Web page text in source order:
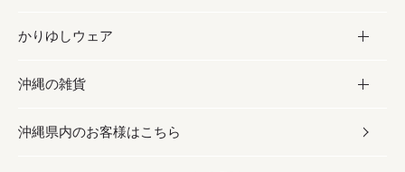
レトルト食品
乾物／粉類
お酢／ドレッシング
しょうゆ
みそ
ちんすこう
伝統菓子
スナック
泡盛
ビール・チューハイ
ワイン・ウィスキー・カクテル
コスメ
スキンケア
ボディケア
かりゆしウェア
かりゆしウェア
メンズ
沖縄の雑貨
雑貨
沖縄県内のお客様はこちら